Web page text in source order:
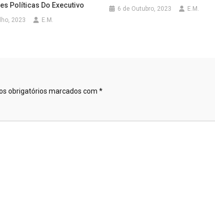
Políticas Do Executivo
2023 E.M.
6 de Outubro, 2023 E.M.
obrigatórios marcados com *